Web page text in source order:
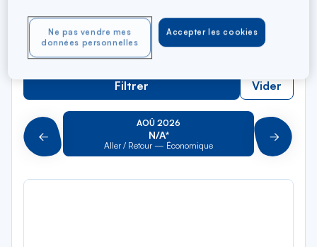
Type de trajet
Aller-Retour Aller simple
Filtrer Vider
Précédent
AOÛ 2026
N/A*
Aller / Retour — Économique Suivant
Accepter les cookies
Ne pas vendre mes
données personnelles